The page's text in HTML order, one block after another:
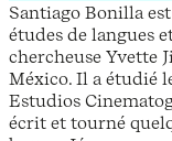
Santiago Bonilla
études de langues
chercheuse Yvette
México. Il a étudié
Estudios
écrit et tourné